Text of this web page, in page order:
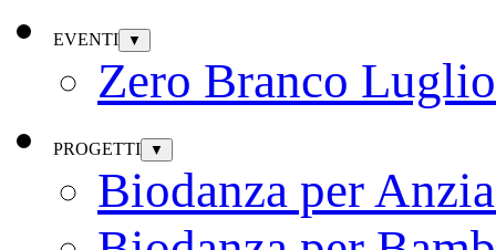
EVENTI ▼
Zero Branco
PROGETTI ▼
Biodanza per